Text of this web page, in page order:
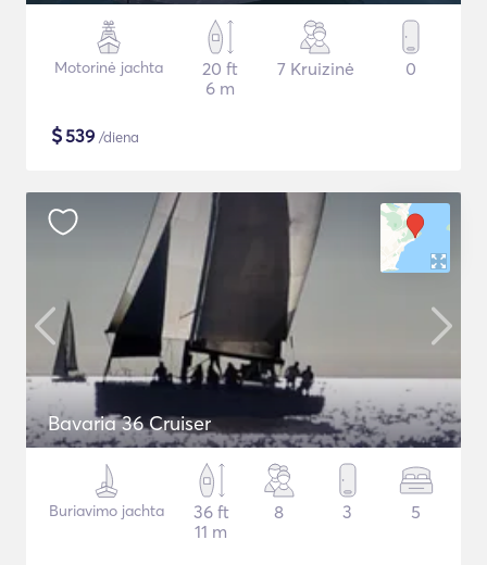
Motorinė jachta
20 ft
6 m
7 Kruizinė 0
$539 /diena
Bavaria 36 Cruiser
Buriavimo jachta
36 ft
11 m
8 3 5